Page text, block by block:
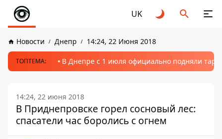
UK
Новости Днепр 14:24, 22 Июня 2018
ТОПТЕМА: В Днепре с 1 июля официально подняли
14:24, 22 июня 2018
В Приднепровске горел сосновый лес:
спасатели час боролись с огнем